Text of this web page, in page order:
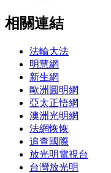
相關連結
法輪大法
明慧網
新生網
歐洲圓明網
亞太正悟網
澳洲光明網
法網恢恢
追查國際
放光明電視台
台灣放光明